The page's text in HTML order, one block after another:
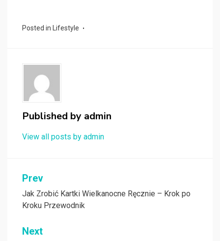
Posted in Lifestyle
Published by admin
View all posts by admin
Nawigacja
wpisu
Prev
Jak Zrobić Kartki Wielkanocne Ręcznie – Krok po
Kroku Przewodnik
Next